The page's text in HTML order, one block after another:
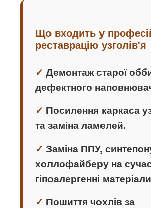
Що входить у
реставрацію узголів'я
Демонтаж старої
дефектного
Посилення каркаса
та заміна ламелей.
Заміна ППУ,
холлофайберу на
гіпоалергенні
Пошиття чохлів за